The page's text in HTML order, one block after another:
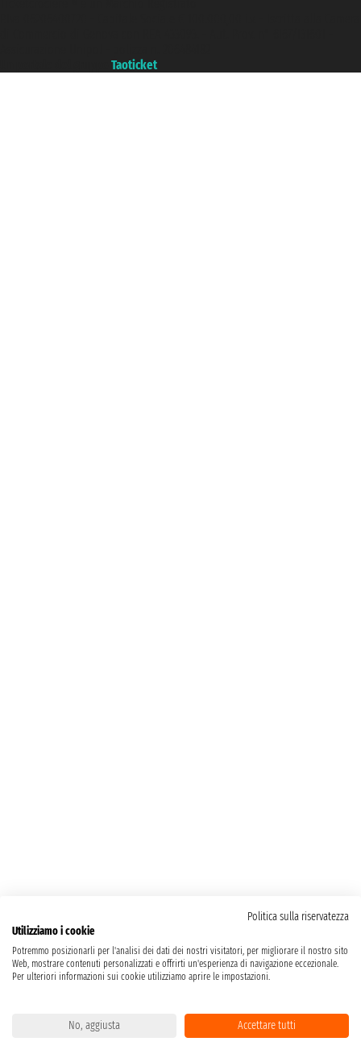
Taoticket
Politica sulla riservatezza
Utilizziamo i cookie
Potremmo posizionarli per l'analisi dei dati dei nostri visitatori, per migliorare il nostro sito
Web, mostrare contenuti personalizzati e offrirti un'esperienza di navigazione eccezionale.
Per ulteriori informazioni sui cookie utilizziamo aprire le impostazioni.
No, aggiusta Accettare tutti